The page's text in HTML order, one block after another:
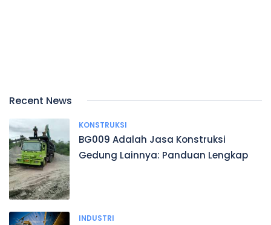
Recent News
KONSTRUKSI
BG009 Adalah Jasa Konstruksi
Gedung Lainnya: Panduan Lengkap
INDUSTRI